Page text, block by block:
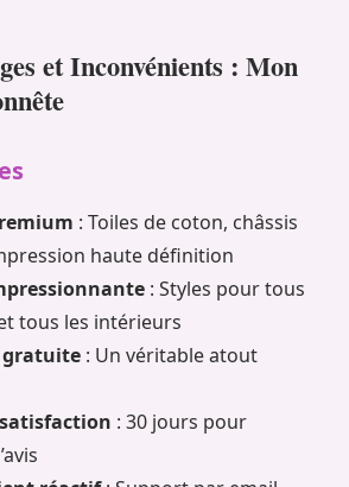
et Inconvénients : Mon
: Toiles de coton, châssis
haute définition
: Styles pour tous
tous les intérieurs
gratuite : Un véritable atout
: 30 jours pour